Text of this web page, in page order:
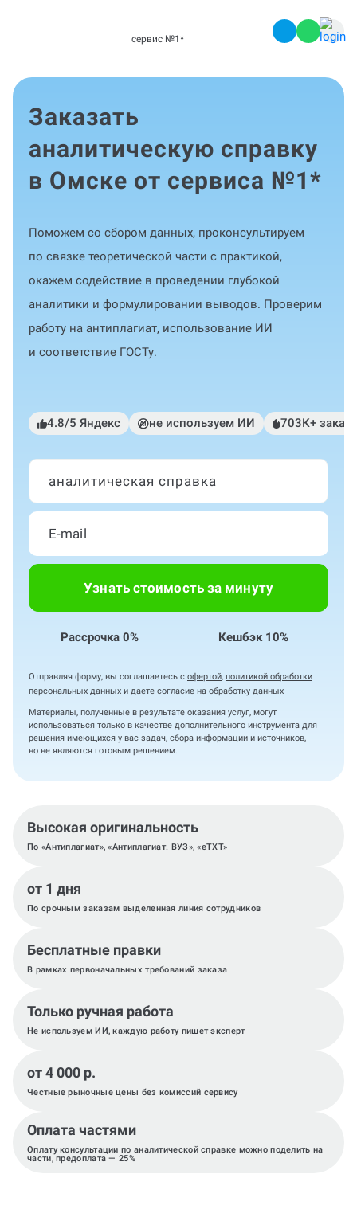
сервис №1 *
Заказать
аналитическую справку
в Омске от сервиса №1*
Поможем со сбором данных, проконсультируем
по связке теоретической части с практикой,
окажем содействие в проведении глубокой
аналитики и формулировании выводов. Проверим
работу на антиплагиат, использование ИИ
и соответствие ГОСТу.
4.8/5 Яндекс не используем ИИ 703К+
аналитическая справка
Узнать стоимость за минуту
Рассрочка 0% Кешбэк 10%
Отправляя форму, вы соглашаетесь с офертой, политикой обработки
персональных данных и даете согласие на обработку данных
Материалы, полученные в результате оказания услуг, могут
использоваться только в качестве дополнительного инструмента для
решения имеющихся у вас задач, сбора информации и источников,
но не являются готовым решением.
Высокая оригинальность
По «Антиплагиат», «Антиплагиат. ВУЗ», «eTXT»
от 1 дня
По срочным заказам выделенная линия сотрудников
Бесплатные правки
В рамках первоначальных требований заказа
Только ручная работа
Не используем ИИ, каждую работу пишет эксперт
от 4 000 р.
Честные рыночные цены без комиссий сервису
Оплата частями
Оплату консультации по аналитической справке можно поделить на
части, предоплата — 25%